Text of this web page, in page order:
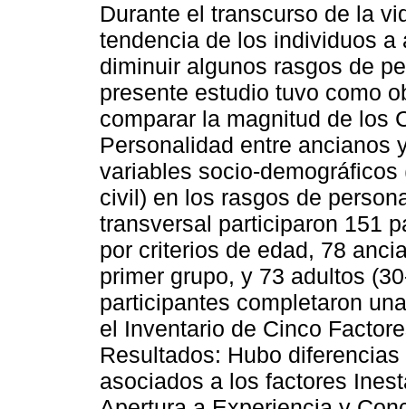
Durante el transcurso de la
tendencia de los individuos a
diminuir algunos rasgos de
presente estudio tuvo como
comparar la magnitud de los
Personalidad entre ancianos
variables socio-
civil) en los rasgos de
transversal participaron 151
por criterios de edad, 78
primer grupo, y 73 adultos
participantes completaron
el Inventario de Cinco
Resultados: Hubo
asociados a los factores